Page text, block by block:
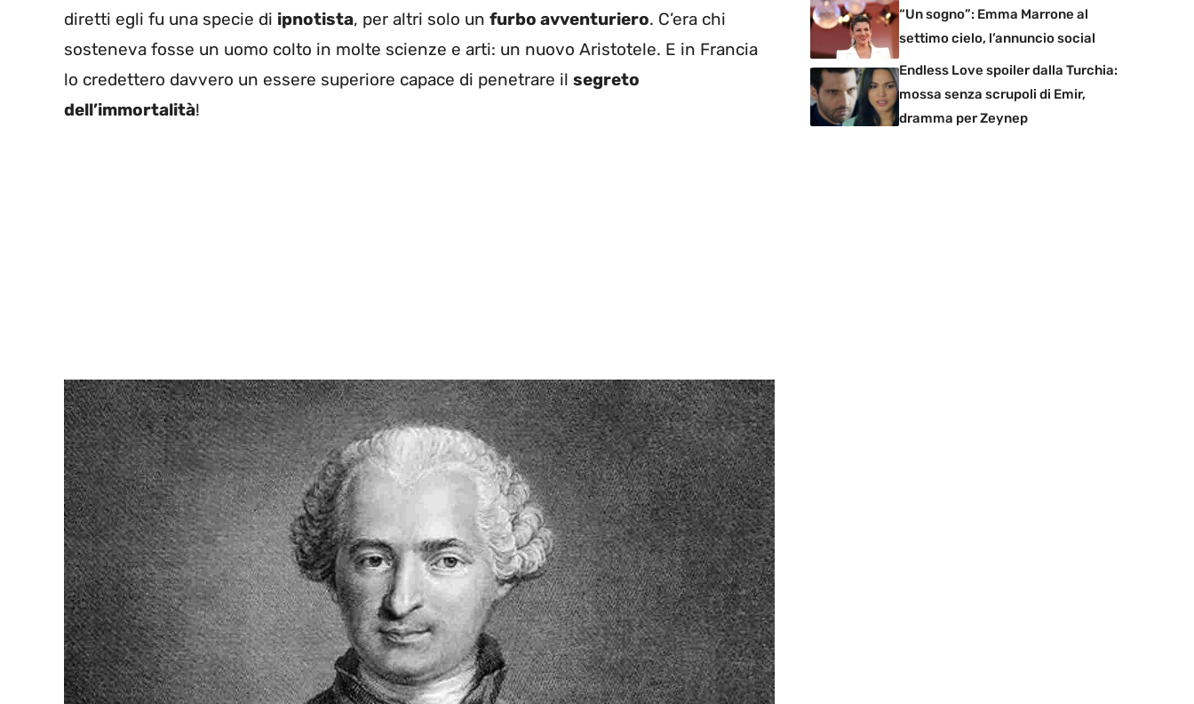
diretti egli fu una specie di ipnotista, per altri solo un furbo avventuriero. C’era chi
sosteneva fosse un uomo colto in molte scienze e arti: un nuovo Aristotele. E in Francia
lo credettero davvero un essere superiore capace di penetrare il segreto
dell’immortalità!
“Un sogno”: Emma Marrone al
settimo cielo, l’annuncio social
Endless Love spoiler dalla Turchia:
mossa senza scrupoli di Emir,
dramma per Zeynep